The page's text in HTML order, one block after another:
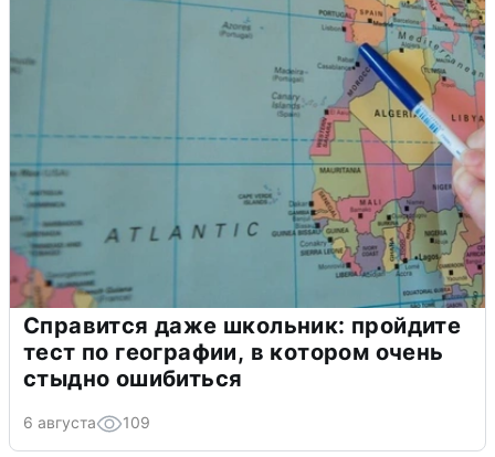
Справится даже школьник: пройдите
тест по географии, в котором очень
стыдно ошибиться
6 августа 109